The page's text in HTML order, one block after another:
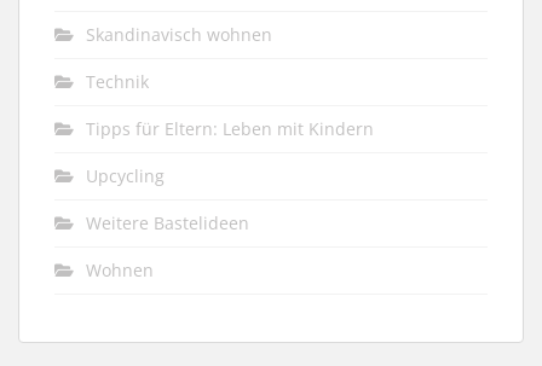
Skandinavisch wohnen
Technik
Tipps für Eltern: Leben mit Kindern
Upcycling
Weitere Bastelideen
Wohnen